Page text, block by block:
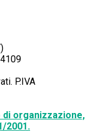
P.IVA
organizzazione,
2001.